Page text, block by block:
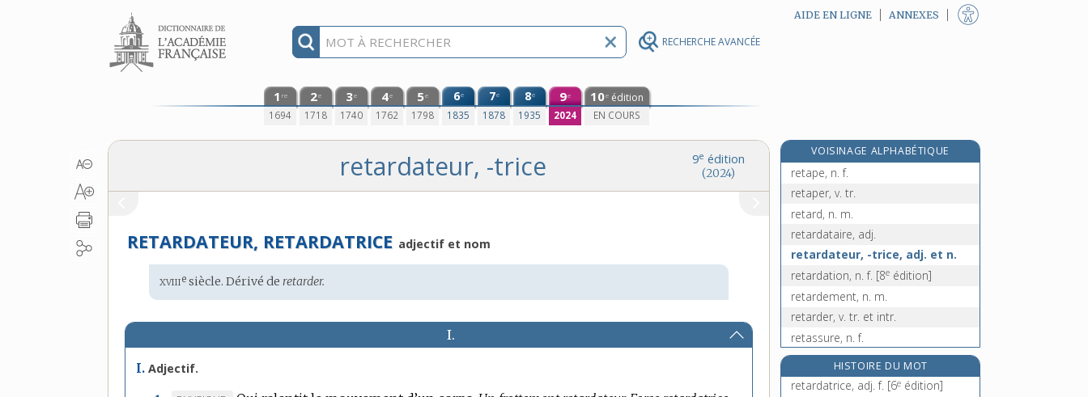
RECHERCHE AVANCÉE
Aller au contenu AIDE EN LIGNE ANNEXES
1 re
1694
2e
1718
3e
1740
4e
1762
5e
1798
6e
1835
7e
1878
8e
1935
9e
2024
10e édition
EN COURS
9e édition
(2024)
retardateur, -trice
RETARDATEUR, RETARDATRICE adjectif et nom
Étymologie
:
xviiie siècle. Dérivé deretarder.
I.
I. Adjectif.
VOISINAGE ALPHABÉTIQUE
retapage, n. m.
retape, n. f.
retaper, v. tr.
retard, n. m.
retardataire, adj.
retardateur, -trice, adj. et n.
retardation, n. f. [8e édition]
retardement, n. m.
retarder, v. tr. et intr.
retassure, n. f.
retâter, v. tr. et intr.
reteindre, v. tr.
HISTOIRE DU MOT
retardatrice, adj. f. [6e édition]